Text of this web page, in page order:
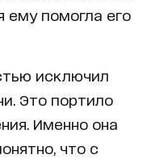
ему помогла его
исключил
Это портило
Именно она
что с